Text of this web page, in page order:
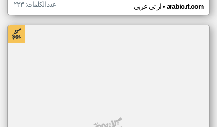
ار تي عربي• arabic.rt.com عدد الكلمات: ٢٢٣